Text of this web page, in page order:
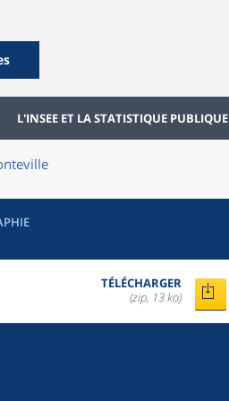
L'INSEE ET LA STATISTIQUE PUBLIQUE
TÉLÉCHARGER
(zip, 13 ko)